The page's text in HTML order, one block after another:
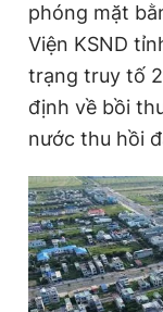
Đọc Thanh
Theo dõi báo trên
Hotline
phóng mặt
Viện KSND
trạng truy tố
định về bồi
nước thu hồi